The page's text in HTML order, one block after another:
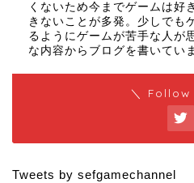
くないため今までゲームは好
きないことが多発。少しでも
るようにゲームが苦手な人が
な内容からブログを書いてい
＼ Follow
Tweets by sefgamechannel